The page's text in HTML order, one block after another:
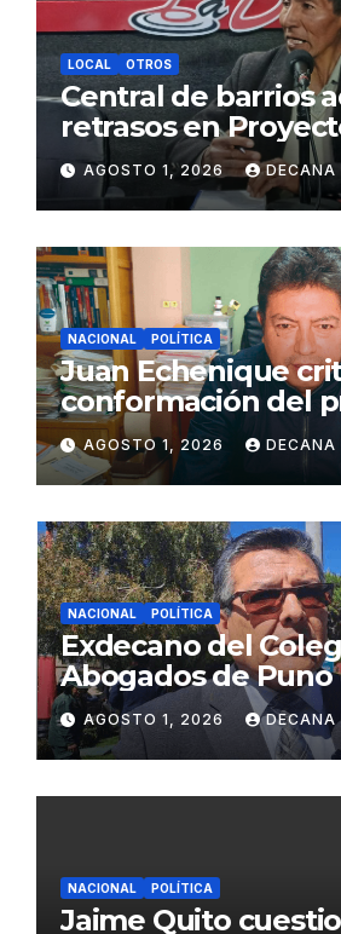
LOCAL OTROS
Central de barrios
retrasos en
de Agua y
Juliaca
AGOSTO 1, 2026 DECANA
NACIONAL POLÍTICA
Juan Echenique
conformación del
gabinete
Fujimori
AGOSTO 1, 2026 DECANA
NACIONAL POLÍTICA
Exdecano del
Abogados de
propuestas sobre
ciudadana
AGOSTO 1, 2026 DECANA
NACIONAL POLÍTICA
Jaime Quito